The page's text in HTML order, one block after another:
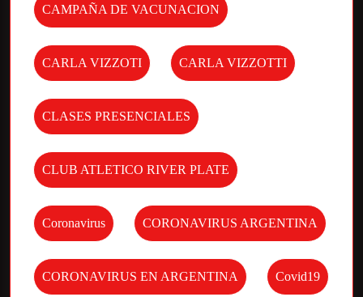
CAMPAÑA DE VACUNACION
CARLA VIZZOTI CARLA VIZZOTTI
CLASES PRESENCIALES
CLUB ATLETICO RIVER PLATE
Coronavirus CORONAVIRUS ARGENTINA
CORONAVIRUS EN ARGENTINA Covid19